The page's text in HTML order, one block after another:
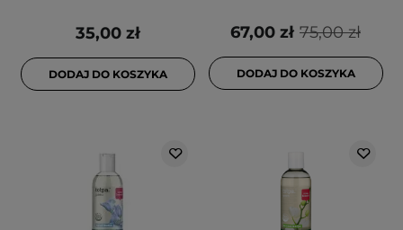
35,00 zł
DODAJ DO KOSZYKA
75,00 zł
67,00 zł
DODAJ DO KOSZYKA